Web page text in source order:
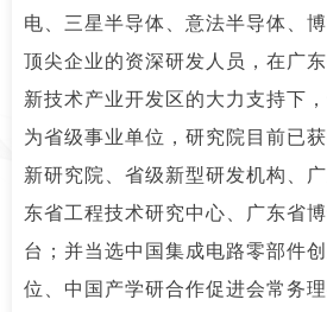
电、三星半导体、意法半导体、
顶尖企业的资深研发人员，在广
新技术产业开发区的大力支持下
为省级事业单位，研究院目前已
新研究院、省级新型研发机构、
东省工程技术研究中心、广东省
台；并当选中国集成电路零部件
位、中国产学研合作促进会常务